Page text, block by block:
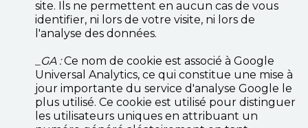
site. Ils ne permettent en aucun cas de vous
identifier, ni lors de votre visite, ni lors de
l'analyse des données.
_GA :Ce nom de cookie est associé à Google
Universal Analytics, ce qui constitue une mise à
jour importante du service d'analyse Google le
plus utilisé. Ce cookie est utilisé pour distinguer
les utilisateurs uniques en attribuant un